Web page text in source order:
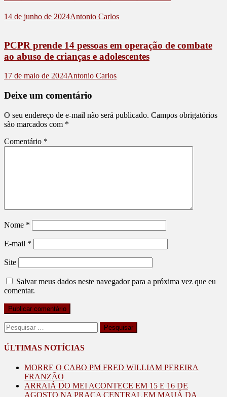
14 de junho de 2024Antonio Carlos
PCPR prende 14 pessoas em operação de combate
ao abuso de crianças e adolescentes
17 de maio de 2024Antonio Carlos
Deixe um comentário
O seu endereço de e-mail não será publicado. Campos obrigatórios
são marcados com *
Comentário *
Nome *
E-mail *
Site
Salvar meus dados neste navegador para a próxima vez que eu
comentar.
Pesquisar
por:
ÚLTIMAS NOTÍCIAS
MORRE O CABO PM FRED WILLIAM PEREIRA
FRANZÃO
ARRAIÁ DO MEI ACONTECE EM 15 E 16 DE
AGOSTO NA PRAÇA CENTRAL EM MAUÁ DA